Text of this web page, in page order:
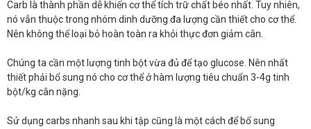
Carb là thành phần dễ khiến cơ thể tích trữ chất béo nhất. Tuy nhiên,
nó vẫn thuộc trong nhóm dinh dưỡng đa lượng cần thiết cho cơ thể.
Nên không thể loại bỏ hoàn toàn ra khỏi thực đơn giảm cân.
Chúng ta cần một lượng tinh bột vừa đủ để tạo glucose. Nên nhất
thiết phải bổ sung nó cho cơ thể ở hàm lượng tiêu chuẩn 3-4g tinh
bột/kg cân nặng.
Sử dụng carbs nhanh sau khi tập cũng là một cách để bổ sung